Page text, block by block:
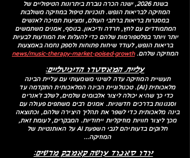
בשנת 2026, ישנה הכרה גוברת ביתרונות הטיפוליים של
המוזיקה לבריאות הנפש. תוכניות טיפול במוזיקה משולבות
במסגרות בריאות ברחבי העולם, ומציעות תמיכה לאנשים
המתמודדים עם לחץ, חרדה ודיכאון. בנוסף, אמנים משתמשים
יותר ויותר בפלטפורמות שלהם כדי להעלות את המודעות לבעיות
בריאות הנפש, לעודד שיחות פתוחות ולספק נחמה באמצעות
המוזיקה שלהם.news/music-therapy-market-poised-growth
עליית המאסטרו הדיגיטליים:
תעשיית המוזיקה עדה לשינוי משמעותי עם עליית הבינה
מלאכותית (AI). טכנולוגיית הבינה המלאכותית התקדמה עד
כדי כך שהיא יכולה ליצור אלבומים שלמים, לשלב ז'אנרים
וסגנונות בדרכים חדשניות. אמנים רבים משתפים פעולה עם
בינה מלאכותית כדי לשפר את תהליך היצירה שלהם, וכתוצאה
מכך ליצור חוויות מוזיקליות ייחודיות. המבקרים, לעומת זאת,
חלוקים בדעותיהם לגבי השפעת AI על האותנטיות של
המוזיקה...
יורו סאנוד עושה קאמבק מרשים: